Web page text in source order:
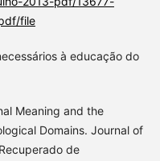
file
à educação do
Meaning and the
Domains. Journal of
de